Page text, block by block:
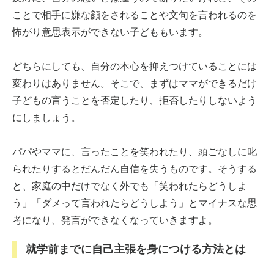
ことで相手に嫌な顔をされることや文句を言われるのを
怖がり意思表示ができない子どももいます。
どちらにしても、自分の本心を抑えつけていることには
変わりはありません。そこで、まずはママができるだけ
子どもの言うことを否定したり、拒否したりしないよう
にしましょう。
パパやママに、言ったことを笑われたり、頭ごなしに叱
られたりするとだんだん自信を失うものです。そうする
と、家庭の中だけでなく外でも「笑われたらどうしよ
う」「ダメって言われたらどうしよう」とマイナスな思
考になり、発言ができなくなっていきますよ。
就学前までに自己主張を身につける方法とは